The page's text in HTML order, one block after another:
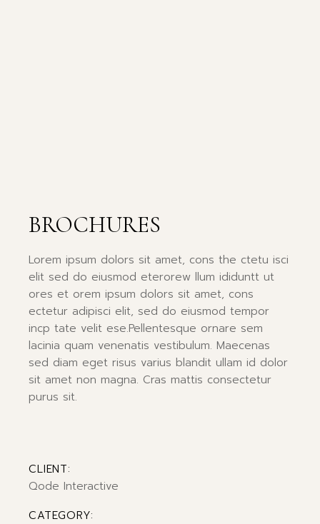
BROCHURES
Lorem ipsum dolors sit amet, cons the ctetu isci
elit sed do eiusmod eterorew llum ididuntt ut
ores et orem ipsum dolors sit amet, cons
ectetur adipisci elit, sed do eiusmod tempor
incp tate velit ese.Pellentesque ornare sem
lacinia quam venenatis vestibulum. Maecenas
sed diam eget risus varius blandit ullam id dolor
sit amet non magna. Cras mattis consectetur
purus sit.
CLIENT:
Qode Interactive
CATEGORY: